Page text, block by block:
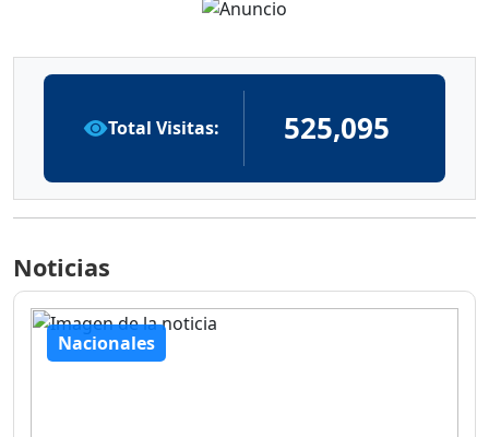
Total Visitas: 525,095
Noticias
Nacionales